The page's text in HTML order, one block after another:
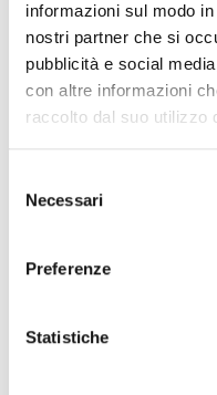
informazioni sul modo
nostri partner che si
pubblicità e social
con altre informazioni
raccolto dal suo utilizzo
delNecessari
Preferenze
Statistiche
iRig MIC - Microfono